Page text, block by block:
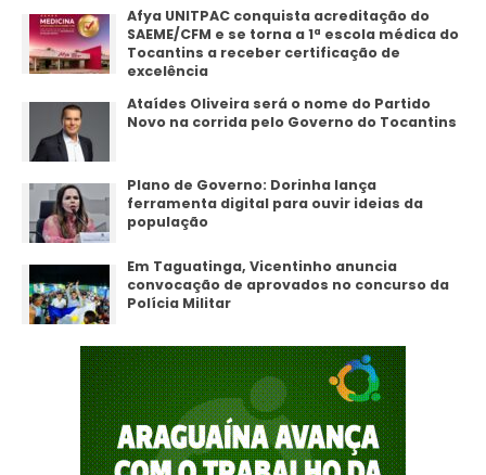
Afya UNITPAC conquista acreditação do
SAEME/CFM e se torna a 1ª escola médica do
Tocantins a receber certificação de
excelência
Ataídes Oliveira será o nome do Partido
Novo na corrida pelo Governo do Tocantins
Plano de Governo: Dorinha lança
ferramenta digital para ouvir ideias da
população
Em Taguatinga, Vicentinho anuncia
convocação de aprovados no concurso da
Polícia Militar